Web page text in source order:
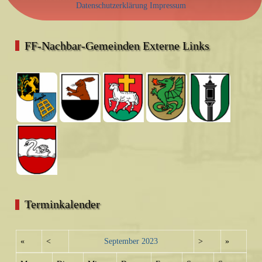
FF-Nachbar-Gemeinden Externe Links
Terminkalender
« < September 2023 > »
Datenschutzerklärung Impressum